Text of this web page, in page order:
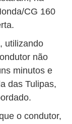
CG 160
utilizando
não
minutos e
das Tulipas,
o condutor,